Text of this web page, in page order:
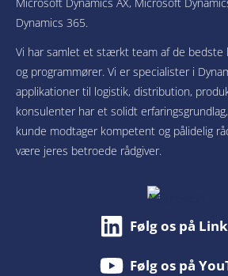
Dynamics 365.
Vi har samlet et stærkt team af de bedste
og programmører. Vi er specialister i
applikationer til logistik, distribution,
konsulenter har et solidt
kunde modtager kompetent og pålidelig
være jeres betroede rådgiver.
Følg os på
Følg os på